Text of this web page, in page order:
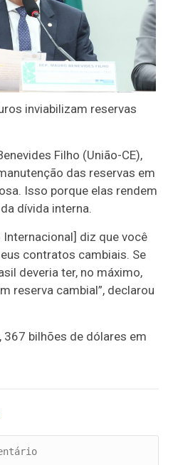
inviabilizam reservas
Filho (União-CE),
das reservas em
Isso porque elas rendem
dívida interna.
Internacional] diz que você
contratos cambiais. Se
deveria ter, no máximo,
reserva cambial”, declarou
367 bilhões de dólares em